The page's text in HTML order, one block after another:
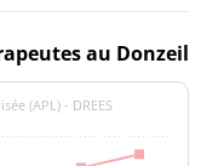
au Donzeil
(APL) - DREES